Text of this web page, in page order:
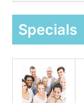
a
Specials